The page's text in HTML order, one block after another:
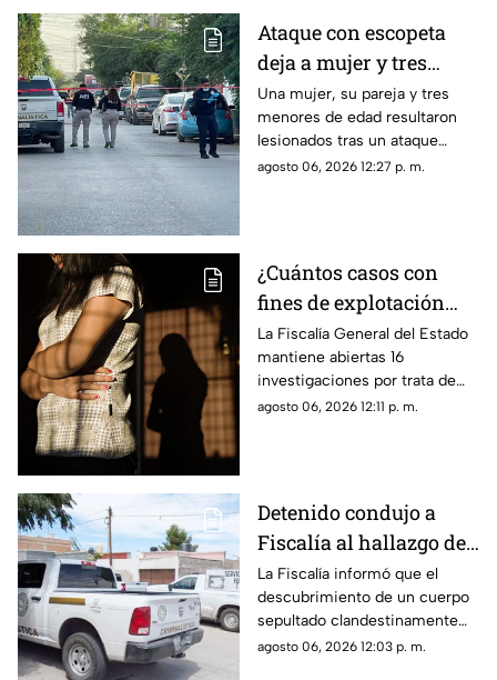
Ataque con escopeta
deja a mujer y tres
menores heridos en
Ciudad Juárez;
investigan a expareja
Una mujer, su pareja y tres
menores de edad resultaron
lesionados tras un ataque
armado registrado en una
agosto 06, 2026 12:27 p. m.
¿Cuántos casos con
fines de explotación
sexual hay Chihuahua
en 2026? Autoridades
revelan
La Fiscalía General del Estado
mantiene abiertas 16
investigaciones por trata de
personas en lo que va de 2026.
agosto 06, 2026 12:11 p. m.
Detenido condujo a
Fiscalía al hallazgo de
un cuerpo enterrado en
vivienda de Chihuahua
capital
La Fiscalía informó que el
descubrimiento de un cuerpo
sepultado clandestinamente
en la División del Norte fue
agosto 06, 2026 12:03 p. m.